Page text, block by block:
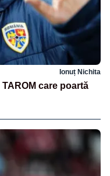
Ionuț Nichita
care poartă